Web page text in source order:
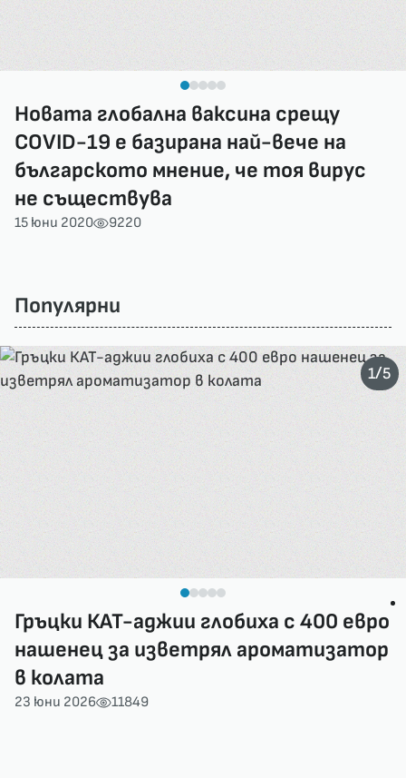
Новата глобална ваксина срещу
COVID-19 е базирана най-вече на
българското мнение, че тоя вирус
не съществува
15 юни 2020 9220
Популярни
Гръцки КАТ-аджии глобиха с 400 евро
нашенец за изветрял ароматизатор
в колата
23 юни 2026 11849
1/5